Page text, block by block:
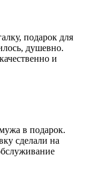
подарок для
душевно.
и
в подарок.
сделали на